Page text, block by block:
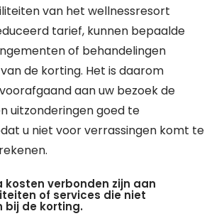
van het wellnessresort
tarief, kunnen bepaalde
of behandelingen
de korting. Het is daarom
aan uw bezoek de
uitzonderingen goed te
u niet voor verrassingen komt te
kosten verbonden zijn aan
of services die niet
bij de korting.